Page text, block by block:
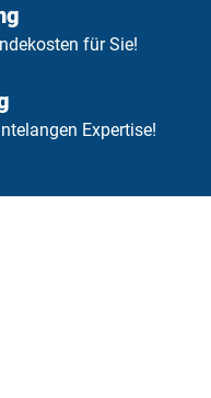
für Sie!
Expertise!